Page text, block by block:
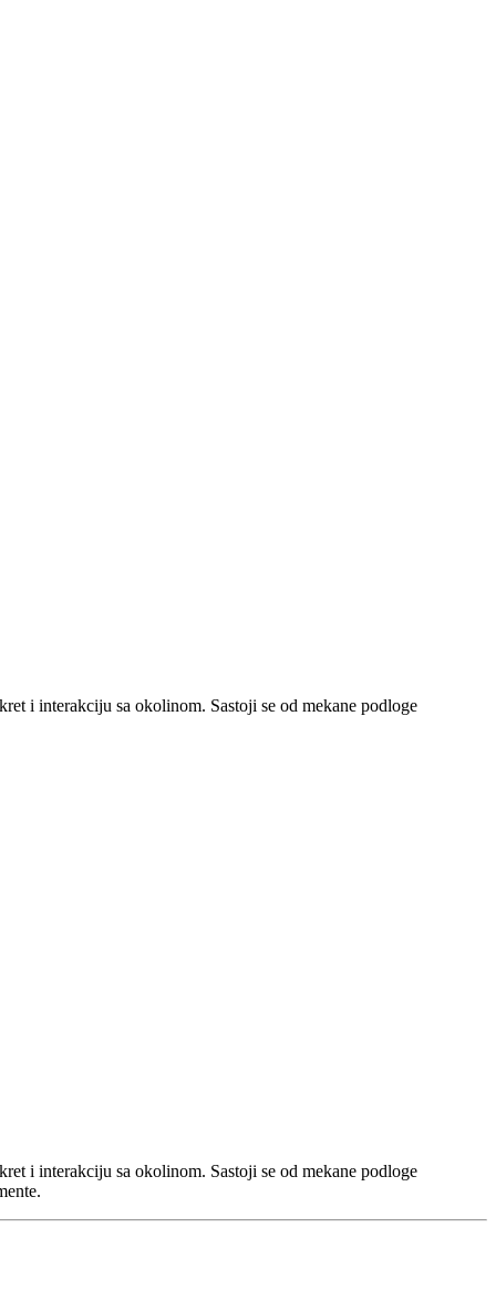
i interakciju sa okolinom. Sastoji se od mekane podloge
i interakciju sa okolinom. Sastoji se od mekane podloge